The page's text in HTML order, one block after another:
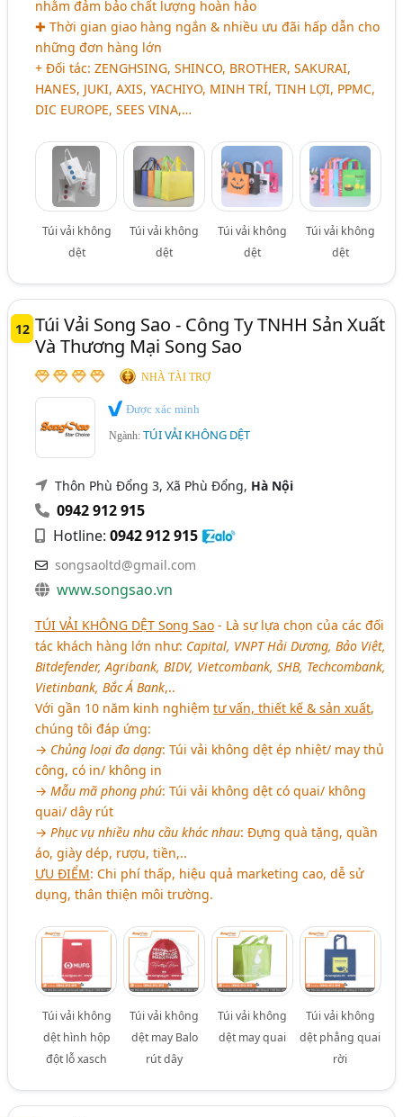
nhằm đảm bảo chất lượng hoàn hảo
✚ Thời gian giao hàng ngắn & nhiều ưu đãi hấp dẫn cho
những đơn hàng lớn
+ Đối tác: ZENGHSING, SHINCO, BROTHER, SAKURAI,
HANES, JUKI, AXIS, YACHIYO, MINH TRÍ, TINH LỢI, PPMC,
DIC EUROPE, SEES VINA,…
Túi vải không
dệt
Túi vải không
dệt
Túi vải không
dệt
Túi vải không
dệt
12 Túi Vải Song Sao - Công Ty TNHH Sản Xuất
Và Thương Mại Song Sao
NHÀ TÀI TRỢ
Được xác minh
Ngành:TÚI VẢI KHÔNG DỆT
Thôn Phù Đổng 3, Xã Phù Đổng, Hà Nội
0942 912 915
Hotline:0942 912 915
songsaoltd@gmail.com
www.songsao.vn
TÚI VẢI KHÔNG DỆT Song Sao - Là sự lựa chọn của các đối
tác khách hàng lớn như: Capital, VNPT Hải Dương, Bảo Việt,
Bitdefender, Agribank, BIDV, Vietcombank, SHB, Techcombank,
Vietinbank, Bắc Á Bank,..
Với gần 10 năm kinh nghiệmtư vấn, thiết kế & sản xuất,
chúng tôi đáp ứng:
→ Chủng loại đa dạng: Túi vải không dệt ép nhiệt/ may thủ
công, có in/ không in
→Mẫu mã phong phú: Túi vải không dệt có quai/ không
quai/ dây rút
→Phục vụ nhiều nhu cầu khác nhau: Đựng quà tặng, quần
áo, giày dép, rượu, tiền,..
ƯU ĐIỂM: Chi phí thấp, hiệu quả marketing cao, dễ sử
dụng, thân thiện môi trường.
Túi vải không
dệt hình hộp
đột lỗ xasch
Túi vải không
dệt may Balo
rút dây
Túi vải không
dệt may quai
Túi vải không
dệt phẳng quai
rời